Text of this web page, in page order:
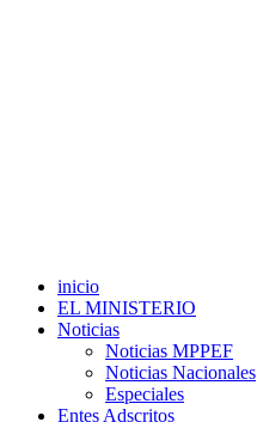
inicio
EL MINISTERIO
Noticias
Noticias MPPEF
Noticias Nacionales
Especiales
Entes Adscritos